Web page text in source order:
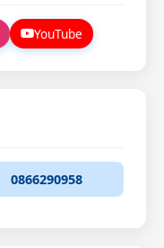
YouTube
0866290958